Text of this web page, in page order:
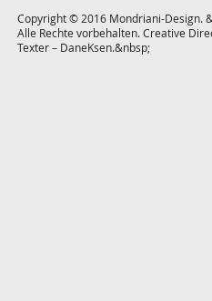
Copyright © 2016 Mondriani-Design.
Alle Rechte vorbehalten. Creative
Texter – DaneKsen.&nbsp;